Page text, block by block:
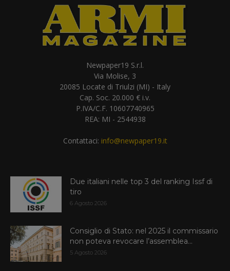
Newpaper19 S.r.l.
Via Molise, 3
20085 Locate di Triulzi (MI) - Italy
Cap. Soc. 20.000 € i.v.
P.IVA/C.F. 10607740965
REA: MI - 2544938
Contattaci: info@newpaper19.it
Due italiani nelle top 3 del ranking Issf di
tiro
6 Agosto 2026
Consiglio di Stato: nel 2025 il commissario
non poteva revocare l’assemblea...
5 Agosto 2026